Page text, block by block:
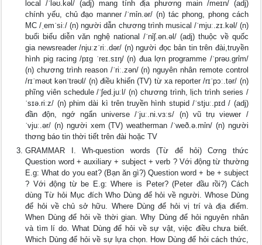
local /ˈləʊ.kəl/ (adj) mang tính địa phương main /meɪn/ (adj)
chính yếu, chủ đạo manner /ˈmỉn.ər/ (n) tác phong, phong cách
MC /ˌemˈsiː/ (n) người dẫn chương trình musical /ˈmjuː.zɪ.kəl/ (n)
buổi biểu diễn văn nghệ national /ˈnỉʃ.ən.əl/ (adj) thuộc về quốc
gia newsreader /njuːzˈriː.dər/ (n) người đọc bản tin trên đài,truyền
hình pig racing /pɪg ˈreɪ.sɪŋ/ (n) đua lợn programme /ˈprəʊ.grỉm/
(n) chương trình reason /ˈriː.zən/ (n) nguyên nhân remote control
/rɪˈməʊt kənˈtrəʊl/ (n) điều khiển (TV) từ xa reporter /rɪˈpɔː.tər/ (n)
phĩng viên schedule /ˈʃed.juːl/ (n) chương trình, lịch trình series /
ˈsɪə.riːz/ (n) phim dài kì trên truyền hình stupid /ˈstjuː.pɪd / (adj)
đần độn, ngớ ngẩn universe /ˈjuː.ni.vɜːs/ (n) vũ trụ viewer /
ˈvjuː.ər/ (n) người xem (TV) weatherman /ˈweð.ə.mỉn/ (n) người
thơng báo tin thời tiết trên đài hoặc TV
GRAMMAR I. Wh-question words (Từ để hỏi) Cơng thức
Question word + auxiliary + subject + verb ? Với động từ thường
E.g: What do you eat? (Bạn ăn gì?) Question word + be + subject
? Với động từ be E.g: Where is Peter? (Peter đầu rồi?) Cách
dùng Từ hỏi Mục đích Who Dùng để hỏi về người. Whose Dùng
để hỏi về chủ sở hữu. Where Dùng để hỏi vị trí và địa điểm.
When Dùng để hỏi về thời gian. Why Dùng để hỏi nguyên nhân
và tìm lí do. What Dùng để hỏi về sự vật, việc điều chưa biết.
Which Dùng để hỏi về sự lựa chọn. How Dùng để hỏi cách thức,